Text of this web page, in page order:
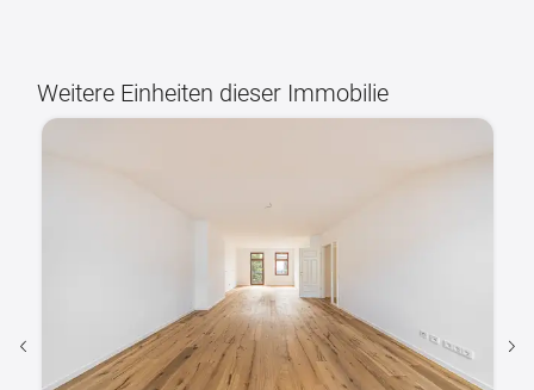
Weitere Einheiten dieser Immobilie